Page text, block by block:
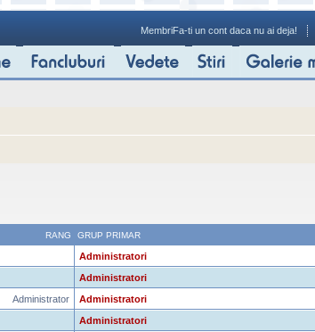
MembriFa-ti un cont daca nu ai deja!
RANG GRUP PRIMAR
Administratori
Administratori
Administrator
Administratori
Administratori